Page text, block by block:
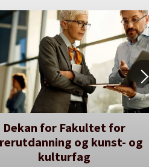
du utlyse en ledig stilling
Se våre stillingspakker